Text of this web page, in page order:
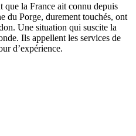
que la France ait connu depuis
du Porge, durement touchés, ont
Une situation qui suscite la
Ils appellent les services de
d’expérience.